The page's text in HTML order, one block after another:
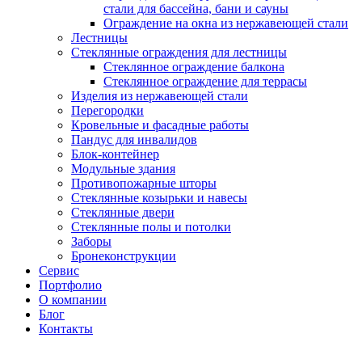
стали для бассейна, бани и сауны
Ограждение на окна из нержавеющей стали
Лестницы
Стеклянные ограждения для лестницы
Стеклянное ограждение балкона
Стеклянное ограждение для террасы
Изделия из нержавеющей стали
Перегородки
Кровельные и фасадные работы
Пандус для инвалидов
Блок-контейнер
Модульные здания
Противопожарные шторы
Стеклянные козырьки и навесы
Стеклянные двери
Стеклянные полы и потолки
Заборы
Бронеконструкции
Сервис
Портфолио
О компании
Блог
Контакты